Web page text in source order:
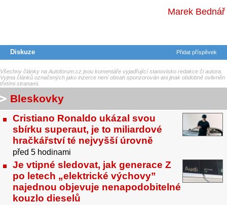
Marek Bednář
Diskuze Přidat příspěvek
Všechny články na Autoforum.cz jsou komentáře vyjadřující stanovisko redakce či autora.
Vyjma článků označených jako inzerce není obsah sponzorován ani jinak obdobně ovlivněn
třetími stranami.
Bleskovky
Cristiano Ronaldo ukázal svou
sbírku superaut, je to miliardové
hračkářství té nejvyšší úrovně
před 5 hodinami
Je vtipné sledovat, jak generace Z
po letech „elektrické výchovy”
najednou objevuje nenapodobitelné
kouzlo dieselů